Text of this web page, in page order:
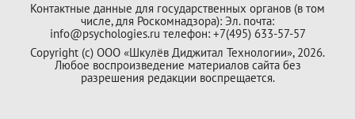
Контактные данные для государственных органов (в том
числе, для Роскомнадзора): Эл. почта:
info@psychologies.ru телефон: +7(495) 633-57-57
Copyright (с) ООО «Шкулёв Диджитал Технологии», 2026.
Любое воспроизведение материалов сайта без
разрешения редакции воспрещается.